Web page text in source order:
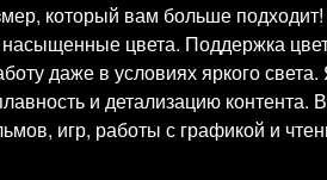
который вам больше
цвета. Поддержка
даже в условиях яркого
и детализацию
игр, работы с графикой и